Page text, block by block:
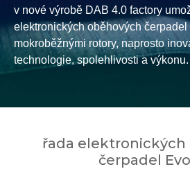
v nové výrobě DAB 4.0 factory
elektronických oběhových čerpadel
mokroběžnými rotory, naprosto
technologie, spolehlivosti a výkonu.
řada elektronických
čerpadel